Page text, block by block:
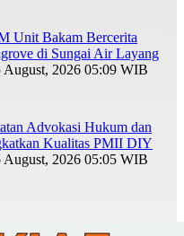
Unit Bakam Bercerita
di Sungai Air Layang
August, 2026 05:09 WIB
Advokasi Hukum dan
Kualitas PMII DIY
August, 2026 05:05 WIB